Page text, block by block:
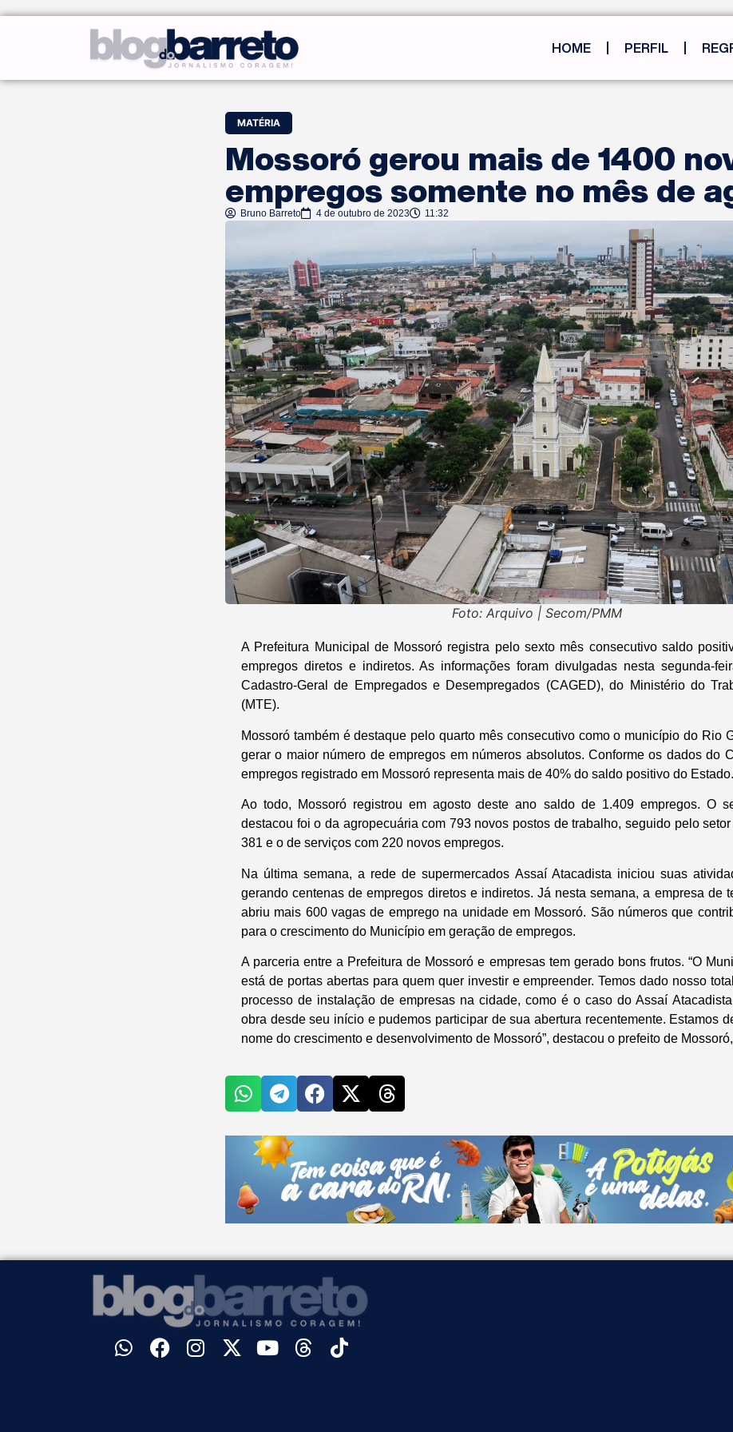
HOME PERFIL
MATÉRIA
Mossoró gerou mais de 1400
empregos somente no mês de
Bruno Barreto 4 de outubro de 2023 11:32
Foto: Arquivo | Secom/PMM
A Prefeitura Municipal de Mossoró registra pelo sexto mês consecutivo saldo
empregos diretos e indiretos. As informações foram divulgadas nesta segunda-
Cadastro-Geral de Empregados e Desempregados (CAGED), do Ministério do
(MTE).
Mossoró também é destaque pelo quarto mês consecutivo como o município do Rio
gerar o maior número de empregos em números absolutos. Conforme os dados do
empregos registrado em Mossoró representa mais de 40% do saldo positivo do Estado.
Ao todo, Mossoró registrou em agosto deste ano saldo de 1.409 empregos. O
destacou foi o da agropecuária com 793 novos postos de trabalho, seguido pelo
381 e o de serviços com 220 novos empregos.
Na última semana, a rede de supermercados Assaí Atacadista iniciou suas
gerando centenas de empregos diretos e indiretos. Já nesta semana, a empresa de
abriu mais 600 vagas de emprego na unidade em Mossoró. São números que
para o crescimento do Município em geração de empregos.
A parceria entre a Prefeitura de Mossoró e empresas tem gerado bons frutos. “O
está de portas abertas para quem quer investir e empreender. Temos dado nosso
processo de instalação de empresas na cidade, como é o caso do Assaí
obra desde seu início e pudemos participar de sua abertura recentemente. Estamos
nome do crescimento e desenvolvimento de Mossoró”, destacou o prefeito de